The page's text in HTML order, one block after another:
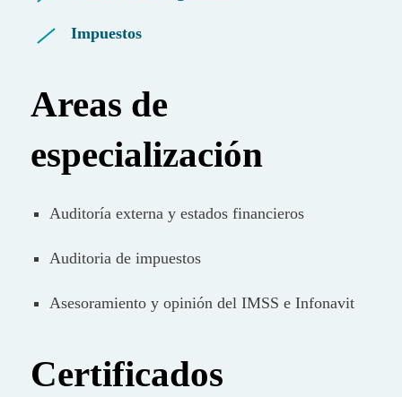
Impuestos
Areas de
especialización
Auditoría externa y estados financieros
Auditoria de impuestos
Asesoramiento y opinión del IMSS e Infonavit
Certificados